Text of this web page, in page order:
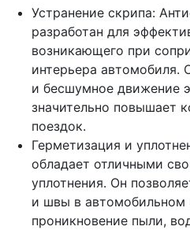
Устранение скрипа:
разработан для
возникающего при
интерьера автомобиля.
и бесшумное движение
значительно повышает
поездок.
Герметизация и
обладает отличными
уплотнения. Он
и швы в автомобильном
проникновение пыли,